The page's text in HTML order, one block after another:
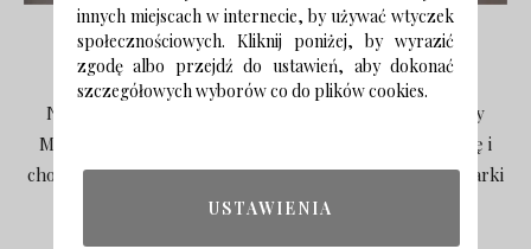
Bows and Ribbon
Na
znajdziemy polskie marki, m.in. Lazy
Monkey, marki ubrań stworzonej przez Magę, aktorkę i
choreografkę, Boguslavskaya (wyposażenie wnętrz), marki
której twórczyni proponuje ręcznie wypalane deski
innych miejscach w internecie, by używać wtyczek
społecznościowych. Kliknij poniżej, by wyrazić
zgodę albo przejdź do ustawień, aby dokonać
szczegółowych wyborów co do plików cookies.
USTAWIENIA